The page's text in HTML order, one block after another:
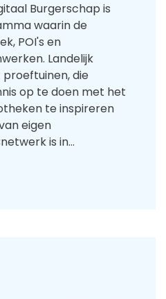
Burgerschap is
waarin de
POI's en
Landelijk
die
op te doen met het
te inspireren
eigen
is in…